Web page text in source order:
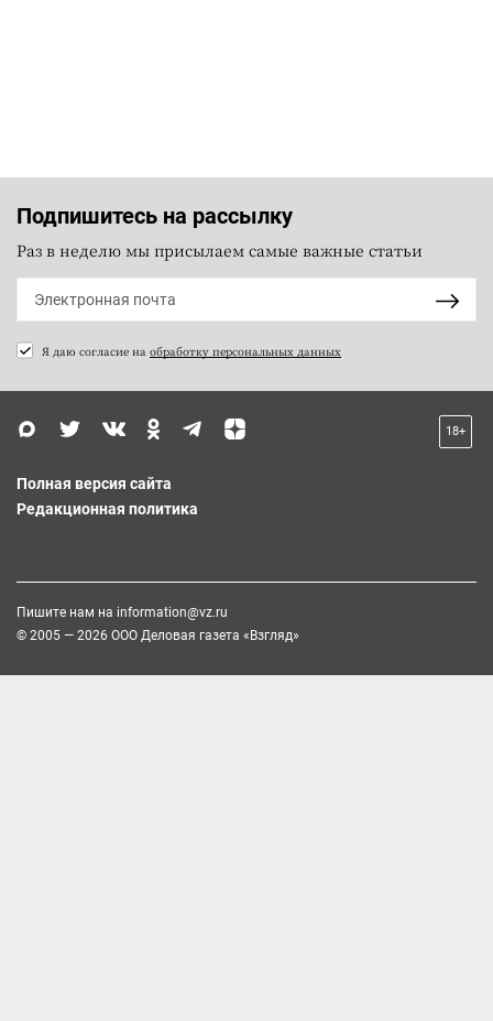
Подпишитесь на рассылку
Раз в неделю мы присылаем самые важные статьи
Я даю согласие на обработку персональных данных
18+
Полная версия сайта
Редакционная политика
Пишите нам на information@vz.ru
© 2005 — 2026 ООО Деловая газета «Взгляд»